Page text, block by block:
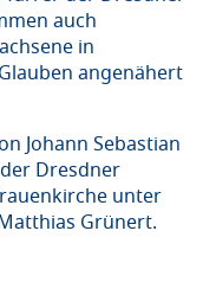
auch
in
angenähert
Johann Sebastian
Dresdner
unter
Grünert.